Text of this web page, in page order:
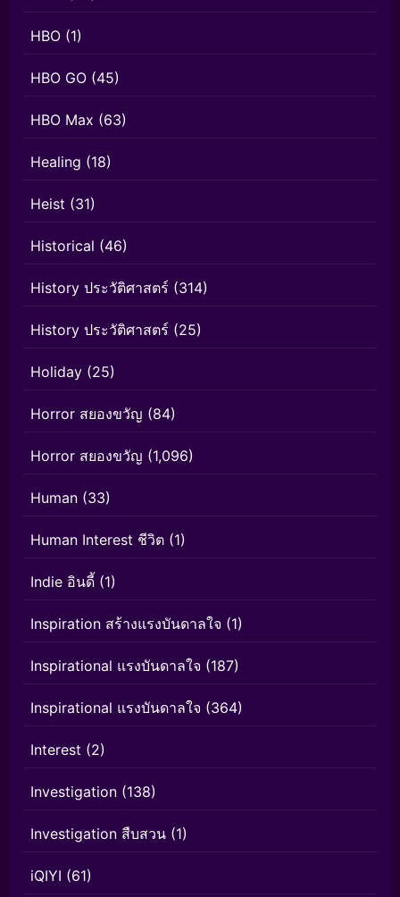
HBO (1)
HBO GO (45)
HBO Max (63)
Healing (18)
Heist (31)
Historical (46)
History ประวัติศาสตร์ (314)
History ประวัติศาสตร์ (25)
Holiday (25)
Horror สยองขวัญ (84)
Horror สยองขวัญ (1,096)
Human (33)
Human Interest ชีวิต (1)
Indie อินดี้ (1)
Inspiration สร้างแรงบันดาลใจ (1)
Inspirational แรงบันดาลใจ (187)
Inspirational แรงบันดาลใจ (364)
Interest (2)
Investigation (138)
Investigation สืบสวน (1)
iQIYI (61)